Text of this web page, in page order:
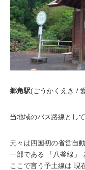
郷角駅(ごうかくえき /
当地域のバス路線とし
元々は四国初の省営自
一部である 「八釜線」
ここで言う予土線は 現